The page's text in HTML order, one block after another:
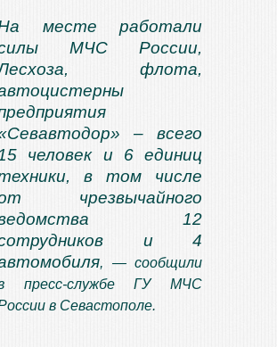
месте работали
МЧС России,
флота,
– всего
человек и 6 единиц
в том числе
чрезвычайного
12
и 4
, — сообщили
пресс-службе ГУ МЧС
в Севастополе.